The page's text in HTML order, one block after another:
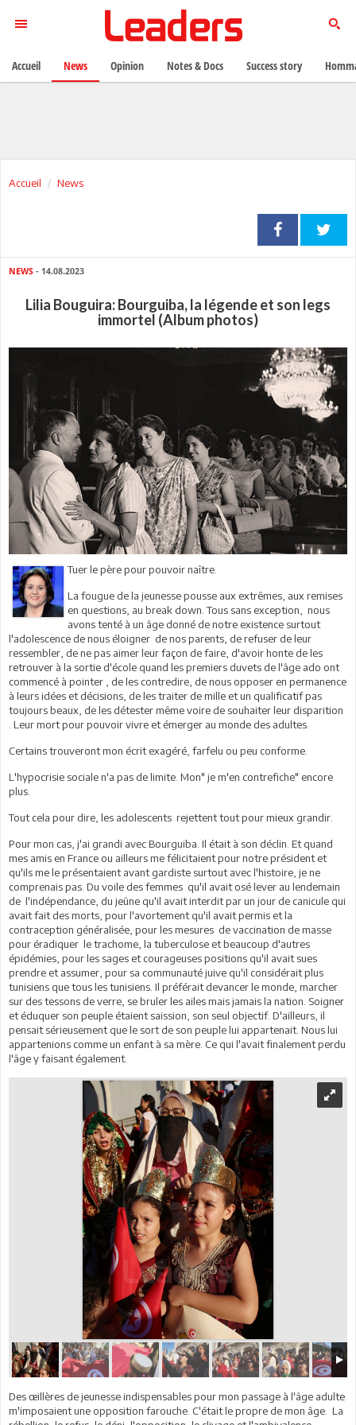
Accueil News
NEWS - 14.08.2023
Lilia Bouguira: Bourguiba, la légende et son legs
immortel (Album photos)
Tuer le père pour pouvoir naître.
La fougue de la jeunesse pousse aux extrêmes, aux remises
en questions, au break down. Tous sans exception, nous
avons tenté à un âge donné de notre existence surtout
l'adolescence de nous éloigner de nos parents, de refuser de leur
ressembler, de ne pas aimer leur façon de faire, d'avoir honte de les
retrouver à la sortie d'école quand les premiers duvets de l'âge ado ont
commencé à pointer , de les contredire, de nous opposer en permanence
à leurs idées et décisions, de les traiter de mille et un qualificatif pas
toujours beaux, de les détester même voire de souhaiter leur disparition
. Leur mort pour pouvoir vivre et émerger au monde des adultes.
Certains trouveront mon écrit exagéré, farfelu ou peu conforme.
L'hypocrisie sociale n'a pas de limite. Mon" je m'en contrefiche" encore
plus.
Tout cela pour dire, les adolescents rejettent tout pour mieux grandir.
Pour mon cas, j'ai grandi avec Bourguiba. Il était à son déclin. Et quand
mes amis en France ou ailleurs me félicitaient pour notre président et
qu'ils me le présentaient avant gardiste surtout avec l'histoire, je ne
comprenais pas. Du voile des femmes qu'il avait osé lever au lendemain
de l'indépendance, du jeûne qu'il avait interdit par un jour de canicule qui
avait fait des morts, pour l'avortement qu'il avait permis et la
contraception généralisée, pour les mesures de vaccination de masse
pour éradiquer le trachome, la tuberculose et beaucoup d'autres
épidémies, pour les sages et courageuses positions qu'il avait sues
prendre et assumer, pour sa communauté juive qu'il considérait plus
tunisiens que tous les tunisiens. Il préférait devancer le monde, marcher
sur des tessons de verre, se bruler les ailes mais jamais la nation. Soigner
et éduquer son peuple étaient saission, son seul objectif. D'ailleurs, il
pensait sérieusement que le sort de son peuple lui appartenait. Nous lui
appartenions comme un enfant à sa mère. Ce qui l'avait finalement perdu
l'âge y faisant également.
Des œillères de jeunesse indispensables pour mon passage à l'âge adulte
m'imposaient une opposition farouche. C'était le propre de mon âge. La
Accueil News Opinion Notes & Docs Success story